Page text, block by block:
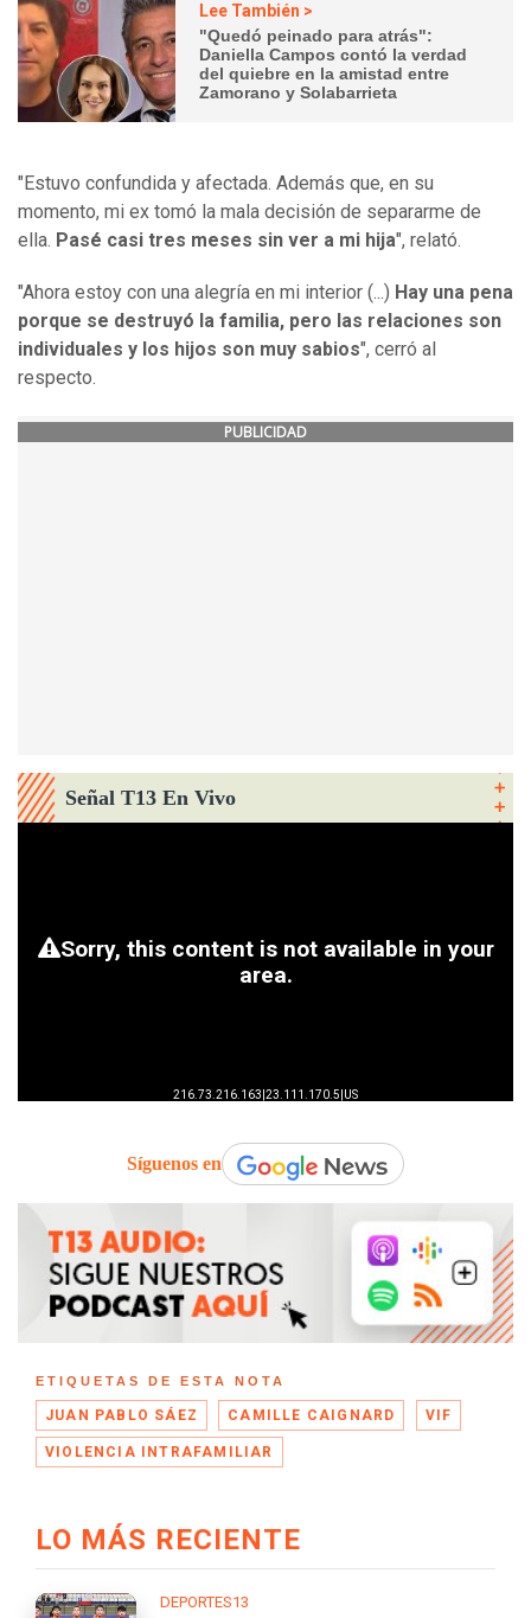
Lee También >
"Quedó peinado para atrás":
Daniella Campos contó la verdad
del quiebre en la amistad entre
Zamorano y Solabarrieta
"Estuvo confundida y afectada. Además que, en su
momento, mi ex tomó la mala decisión de separarme de
ella. Pasé casi tres meses sin ver a mi hija", relató.
"Ahora estoy con una alegría en mi interior (...) Hay una pena
porque se destruyó la familia, pero las relaciones son
individuales y los hijos son muy sabios", cerró al
respecto.
PUBLICIDAD
Señal T13 En Vivo
Síguenos en
ETIQUETAS DE ESTA NOTA
JUAN PABLO SÁEZ CAMILLE CAIGNARD VIF
VIOLENCIA INTRAFAMILIAR
LO MÁS RECIENTE
DEPORTES13